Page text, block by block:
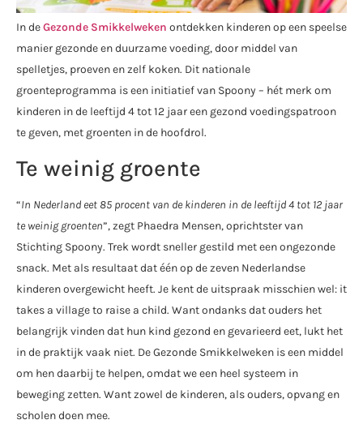
In deGezonde Smikkelweken ontdekken kinderen op een speelse
manier gezonde en duurzame voeding, door middel van
spelletjes, proeven en zelf koken. Dit nationale
groenteprogramma is een initiatief van Spoony – hét merk om
kinderen in de leeftijd 4 tot 12 jaar een gezond voedingspatroon
te geven, met groenten in de hoofdrol.
Te weinig groente
“In Nederland eet 85 procent van de kinderen in de leeftijd 4 tot 12 jaar
te weinig groenten”, zegt Phaedra Mensen, oprichtster van
Stichting Spoony. Trek wordt sneller gestild met een ongezonde
snack. Met als resultaat dat één op de zeven Nederlandse
kinderen overgewicht heeft. Je kent de uitspraak misschien wel: it
takes a village to raise a child. Want ondanks dat ouders het
belangrijk vinden dat hun kind gezond en gevarieerd eet, lukt het
in de praktijk vaak niet. De Gezonde Smikkelweken is een middel
om hen daarbij te helpen, omdat we een heel systeem in
beweging zetten. Want zowel de kinderen, als ouders, opvang en
scholen doen mee.